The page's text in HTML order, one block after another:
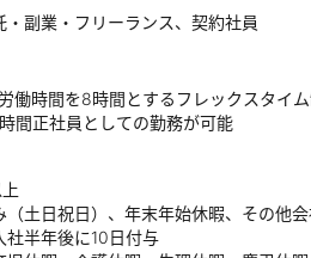
・副業・フリーランス、契約社員
働時間を8時間とするフレックスタイ
間正社員としての勤務が可能
（土日祝日）、年末年始休暇、その他
社半年後に10日付与